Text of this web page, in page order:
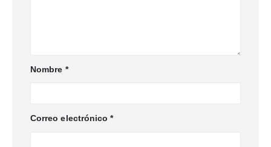
Nombre *
Correo electrónico*